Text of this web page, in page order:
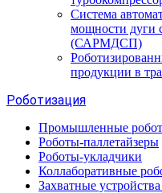
Система
мощности дуги
(САРМДСП)
продукции в
Роботизация
Промышленные
Роботы-паллетайзеры
Роботы-укладчики
Коллаборативные
Захватные